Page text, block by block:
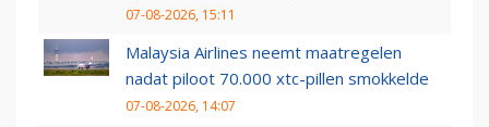
07-08-2026, 15:11
Malaysia Airlines neemt maatregelen
nadat piloot 70.000 xtc-pillen smokkelde
07-08-2026, 14:07